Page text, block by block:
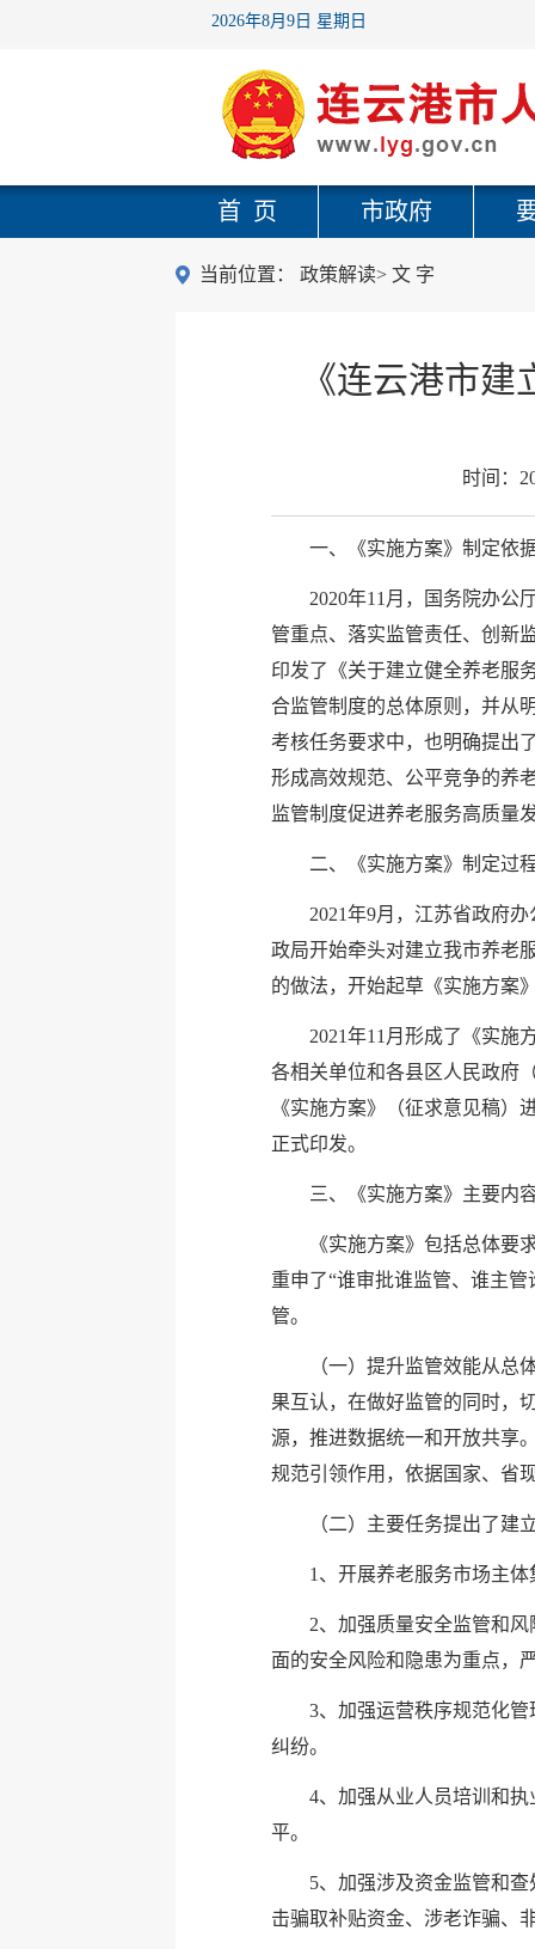
2026年8月9日 星期日
首 页 市政府
当前位置： 政策解读> 文 字
《连云港市
时间：
一、《实施方案》制定依
2020年11月，国务院办公
管重点、落实监管责任、创新
印发了《关于建立健全养老服
合监管制度的总体原则，并从
考核任务要求中，也明确提出
形成高效规范、公平竞争的养
监管制度促进养老服务高质量
二、《实施方案》制定过
2021年9月，江苏省政府
政局开始牵头对建立我市养老
的做法，开始起草《实施方案
2021年11月形成了《实施
各相关单位和各县区人民政府
《实施方案》（征求意见稿）
正式印发。
三、《实施方案》主要内
《实施方案》包括总体
重申了“谁审批谁监管、谁主
管。
（一）提升监管效能从
果互认，在做好监管的同时，
源，推进数据统一和开放共享
规范引领作用，依据国家、省
（二）主要任务提出了建
1、开展养老服务市场主
2、加强质量安全监管和
面的安全风险和隐患为重点，
3、加强运营秩序规范化
纠纷。
4、加强从业人员培训和
平。
5、加强涉及资金监管和
击骗取补贴资金、涉老诈骗、